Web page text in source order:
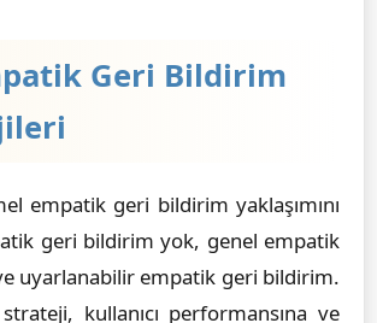
Geri Bildirim
empatik geri bildirim yaklaşımını
geri bildirim yok, genel empatik
uyarlanabilir empatik geri bildirim.
kullanıcı performansına ve